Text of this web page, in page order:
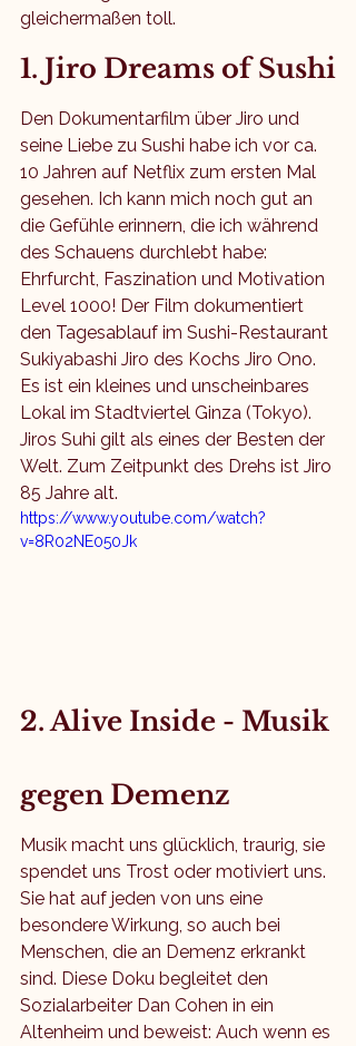
gleichermaßen toll.
1. Jiro Dreams of Sushi
Den Dokumentarfilm über Jiro und
seine Liebe zu Sushi habe ich vor ca.
10 Jahren auf Netflix zum ersten Mal
gesehen. Ich kann mich noch gut an
die Gefühle erinnern, die ich während
des Schauens durchlebt habe:
Ehrfurcht, Faszination und Motivation
Level 1000! Der Film dokumentiert
den Tagesablauf im Sushi-Restaurant
Sukiyabashi Jiro des Kochs Jiro Ono.
Es ist ein kleines und unscheinbares
Lokal im Stadtviertel Ginza (Tokyo).
Jiros Suhi gilt als eines der Besten der
Welt. Zum Zeitpunkt des Drehs ist Jiro
85 Jahre alt.
https://www.youtube.com/watch?
v=8R02NE050Jk
2. Alive Inside - Musik
gegen Demenz
Musik macht uns glücklich, traurig, sie
spendet uns Trost oder motiviert uns.
Sie hat auf jeden von uns eine
besondere Wirkung, so auch bei
Menschen, die an Demenz erkrankt
sind. Diese Doku begleitet den
Sozialarbeiter Dan Cohen in ein
Altenheim und beweist: Auch wenn es